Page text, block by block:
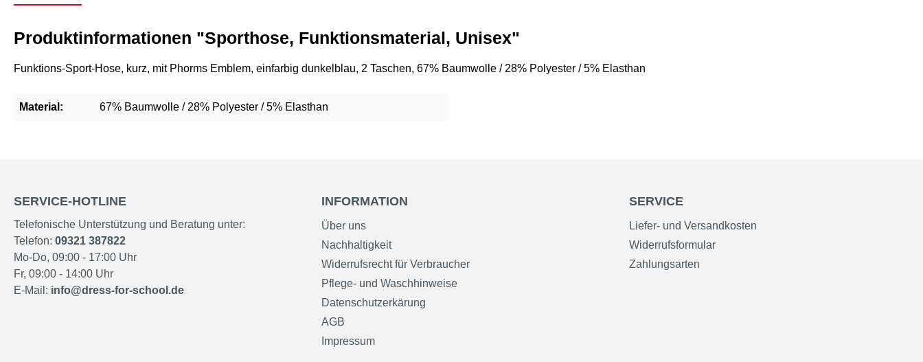
Produktinformationen "Sporthose, Funktionsmaterial, Unisex"
Funktions-Sport-Hose, kurz, mit Phorms Emblem, einfarbig dunkelblau, 2 Taschen, 67% Baumwolle / 28% Polyester / 5% Elasthan
Material: 67% Baumwolle / 28% Polyester / 5% Elasthan
SERVICE-HOTLINE
Telefonische Unterstützung und Beratung unter:
Telefon: 09321 387822
Mo-Do, 09:00 - 17:00 Uhr
Fr, 09:00 - 14:00 Uhr
E-Mail: info@dress-for-school.de
INFORMATION
Über uns
Nachhaltigkeit
Widerrufsrecht für Verbraucher
Pflege- und Waschhinweise
Datenschutzerkärung
AGB
Impressum
SERVICE
Liefer- und Versandkosten
Widerrufsformular
Zahlungsarten